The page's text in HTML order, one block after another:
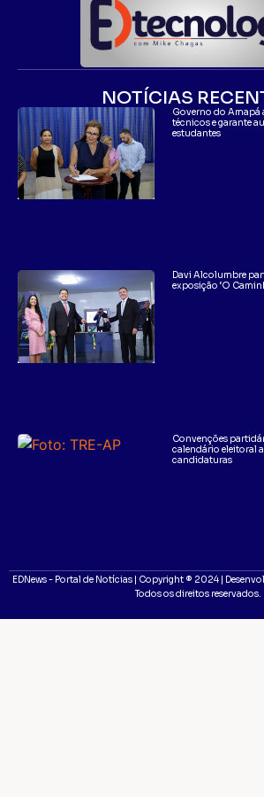
NOTÍCIAS
Governo do Amapá
técnicos e garante
estudantes
Davi Alcolumbre
exposição ‘O
Convenções
calendário eleitoral
candidaturas
EDNews - Portal de Notícias | Copyright ® 2024 |
Todos os direitos reservados.